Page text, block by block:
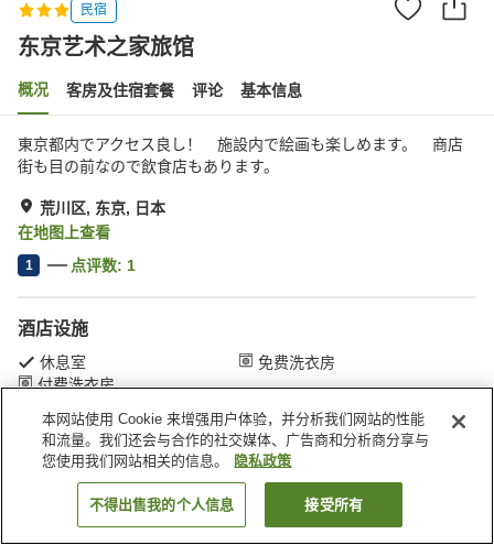
民宿
东京艺术之家旅馆
概况 客房及住宿套餐 评论 基本信息
東京都内でアクセス良し！ 施設内で絵画も楽しめます。 商店
街も目の前なので飲食店もあります。
荒川区, 东京, 日本
在地图上查看
1 点评数: 1
酒店设施
休息室
免费洗衣房
付费洗衣房
首页 日本 东京 荒川区 东京艺术之家旅馆
搜索客房
本网站使用 Cookie 来增强用户体验，并分析我们网站的性能
和流量。我们还会与合作的社交媒体、广告商和分析商分享与
您使用我们网站相关的信息。
隐私政策
不得出售我的个人信息 接受所有